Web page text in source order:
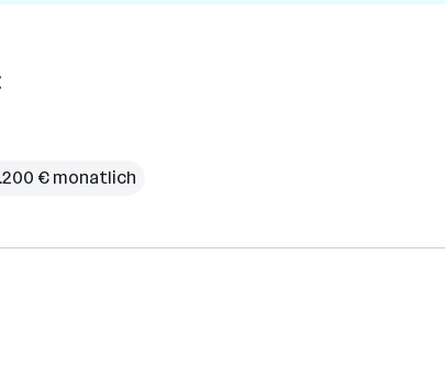
€ monatlich